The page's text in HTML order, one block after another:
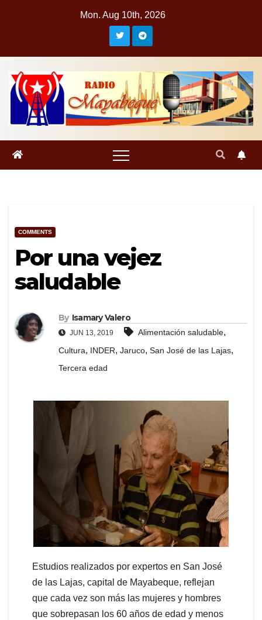
Mon. Aug 10th, 2026
COMMENTS
Por una vejez
saludable
By Isamary Valero
JUN 13, 2019 Alimentación saludable,
Cultura, INDER, Jaruco, San José de las Lajas,
Tercera edad
Estudios realizados por expertos en San José
de las Lajas, capital de Mayabeque, reflejan
que cada vez son más las mujeres y hombres
que sobrepasan los 60 años de edad y menos